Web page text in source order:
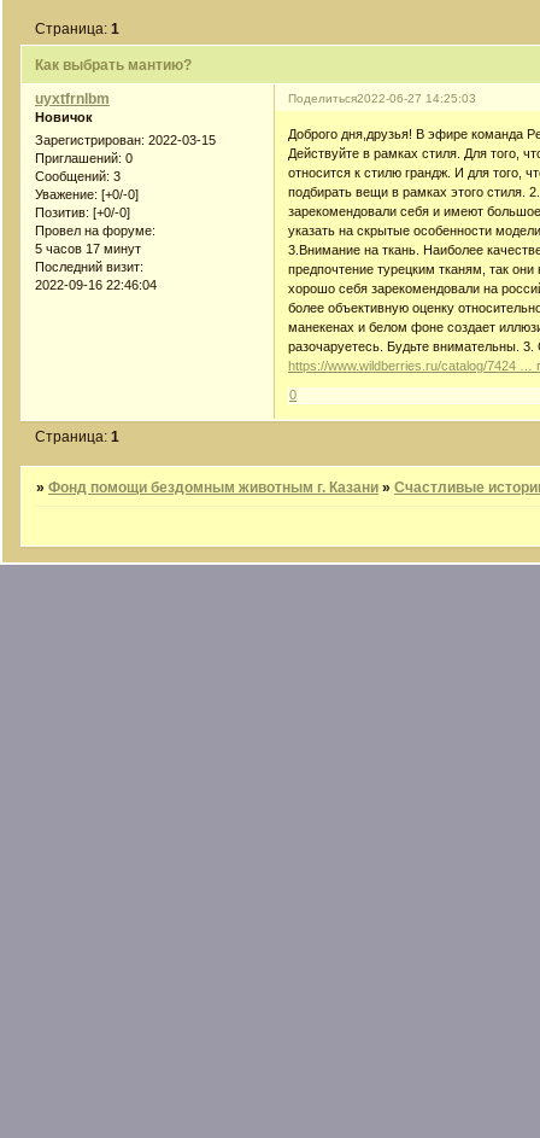
Как выбрать мантию?
Страница:1
Поделиться2022-06-27 14:25:03
uyxtfrnlbm
Новичок
Зарегистрирован: 2022-03-15
Приглашений: 0
Сообщений: 3
Уважение: [+0/-0]
Позитив: [+0/-0]
Провел на форуме:
5 часов 17 минут
Последний визит:
2022-09-16 22:46:04
Доброго дня,друзья! В эфире команда
Действуйте в рамках стиля. Для того,
относится к стилю грандж. И для того,
подбирать вещи в рамках этого стиля.
зарекомендовали себя и имеют
указать на скрытые особенности
3.Внимание на ткань. Наиболее
предпочтение турецким тканям, так
хорошо себя зарекомендовали на
более объективную оценку
манекенах и белом фоне создает
разочаруетесь. Будьте внимательны.
https://www.wildberries.ru/catalog/7424 …
0
Страница:1
»Фонд помощи бездомным животным г. Казани »Счастливые